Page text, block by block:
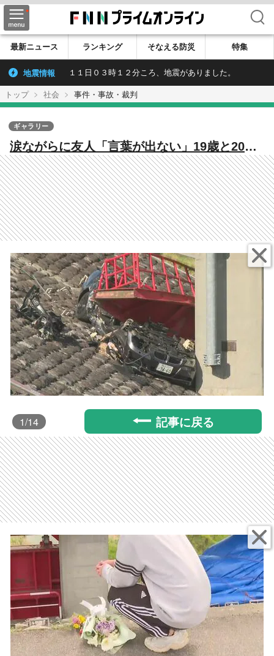
検索
最新ニュース ランキング そなえる防災 特集
地震情報 １１日０３時１２分ころ、地震がありました。
トップ 社会 事件・事故・裁判
涙ながらに友人「言葉が出ない」19歳と20歳
の自動車整備科の訓練生4人死亡 道路から転
落、水門に衝突…「もう一回一緒にバレーし
たかったな」
ギャラリー
1/14 記事に戻る